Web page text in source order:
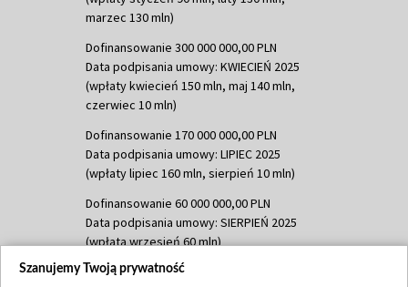
marzec 130 mln)
Dofinansowanie 300 000 000,00 PLN
Data podpisania umowy: KWIECIEŃ 2025
(wpłaty kwiecień 150 mln, maj 140 mln,
czerwiec 10 mln)
Dofinansowanie 170 000 000,00 PLN
Data podpisania umowy: LIPIEC 2025
(wpłaty lipiec 160 mln, sierpień 10 mln)
Dofinansowanie 60 000 000,00 PLN
Data podpisania umowy: SIERPIEŃ 2025
(wpłata wrzesień 60 mln)
Dofinansowanie 635 783 051,21 PLN
Szanujemy Twoją prywatność